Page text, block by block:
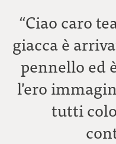
“Ciao caro
giacca è
pennello ed
l'ero
tutti